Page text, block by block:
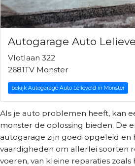
Autogarage Auto
Vlotlaan 322
2681TV Monster
bekijk Autogarage Auto Lelieveld in Monster
Als je auto problemen heeft, kan
monster de oplossing bieden. De
autogarage zijn goed opgeleid en
vaardigheden om allerlei soorten
voeren, van kleine reparaties zoals